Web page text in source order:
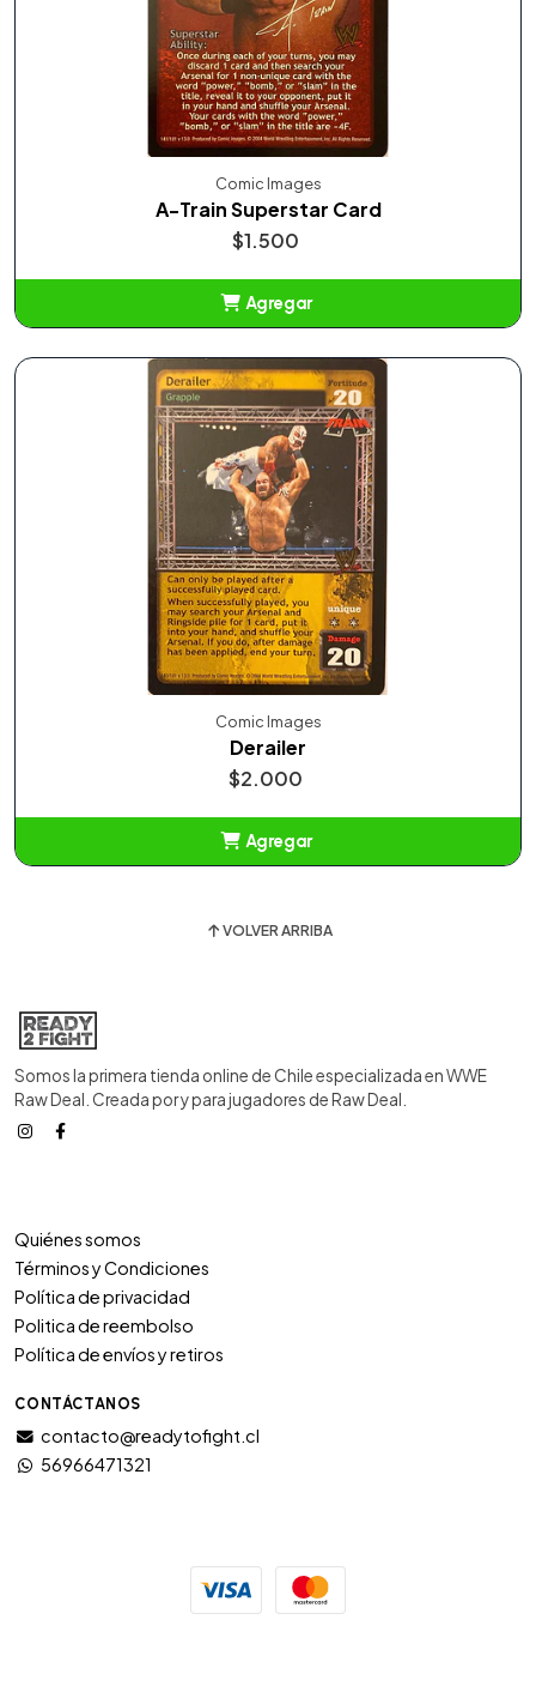
Comic Images
A-Train Superstar Card
$1.500
Agregar
Comic Images
Derailer
$2.000
Agregar
VOLVER ARRIBA
Somos la primera tienda online de Chile especializada en WWE
Raw Deal. Creada por y para jugadores de Raw Deal.
Quiénes somos
Términos y Condiciones
Política de privacidad
Politica de reembolso
Política de envíos y retiros
CONTÁCTANOS
contacto@readytofight.cl
56966471321